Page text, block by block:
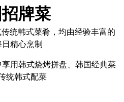
牌菜
统韩式菜肴，均由经验丰富的
精心烹制
用韩式烧烤拼盘、韩国经典菜
统韩式配菜